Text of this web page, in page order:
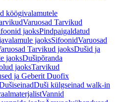
köögivalamutele
Varuosad Tarvikud
jaoksPindpaigaldatud
jaoksSifoonidVaruosad
Tarvikud jaoksDušid ja
jaoksDušipõranda
jaoksTarvikud
ja Geberit Duofix
Duši külgseinad walk-in
Vannid